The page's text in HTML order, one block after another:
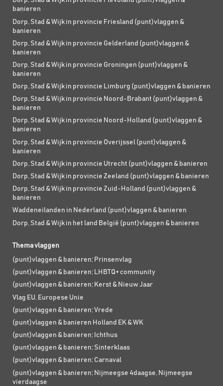
banieren
Dorp, Stad & Wijk in provincie Friesland (punt)vlaggen &
banieren
Dorp, Stad & Wijk in provincie Gelderland (punt)vlaggen &
banieren
Dorp, Stad & Wijk in provincie Groningen (punt)vlaggen &
banieren
Dorp, Stad & Wijk in provincie Limburg (punt)vlaggen & banieren
Dorp, Stad & Wijk in provincie Noord-Brabant (punt)vlaggen &
banieren
Dorp, Stad & Wijk in provincie Noord-Holland (punt)vlaggen &
banieren
Dorp, Stad & Wijk in provincie Overijssel (punt)vlaggen &
banieren
Dorp, Stad & Wijk in provincie Utrecht (punt)vlaggen & banieren
Dorp, Stad & Wijk in provincie Zeeland (punt)vlaggen & banieren
Dorp, Stad & Wijk in provincie Zuid-Holland (punt)vlaggen &
banieren
Waddeneilanden in Nederland (punt)vlaggen & banieren
Dorp, Stad & Wijk in het land België (punt)vlaggen & banieren
Thema vlaggen
(punt)vlaggen & banieren; Prinsenvlag
(punt)vlaggen & banieren; LHBTQ+ community
(punt)vlaggen & banieren; Kerst & Nieuw Jaar
Vlag EU, Europese Unie
(punt)vlaggen & banieren; Vrede
(punt)vlaggen & banieren Holland EK & WK
(punt)vlaggen & banieren; Ichthus
(punt)vlaggen & banieren; Sinterklaas
(punt)vlaggen & banieren; Carnaval
(punt)vlaggen & banieren; Nijmeegse 4daagse, Nijmeegse
vierdaagse